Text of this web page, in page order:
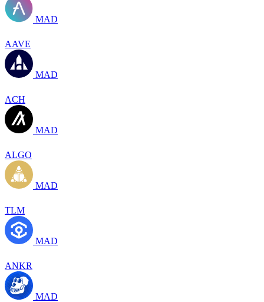
MAD
AAVE
MAD
ACH
MAD
ALGO
MAD
TLM
MAD
ANKR
MAD